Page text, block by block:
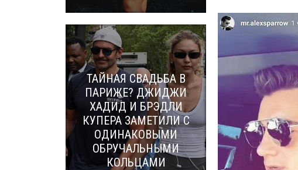
ТАЙНАЯ СВАДЬБА В
ПАРИЖЕ? ДЖИДЖИ
ХАДИД И БРЭДЛИ
КУПЕРА ЗАМЕТИЛИ С
ОДИНАКОВЫМИ
ОБРУЧАЛЬНЫМИ
КОЛЬЦАМИ